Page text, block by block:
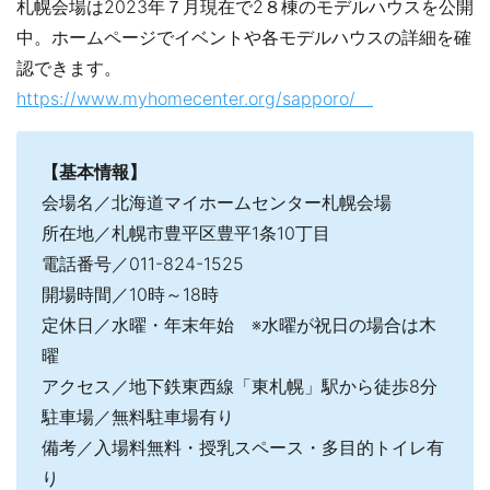
札幌会場は2023年７月現在で2８棟のモデルハウスを公開
中。ホームページでイベントや各モデルハウスの詳細を確
認できます。
https://www.myhomecenter.org/sapporo/
【基本情報】
会場名／北海道マイホームセンター札幌会場
所在地／札幌市豊平区豊平1条10丁目
電話番号／011-824-1525
開場時間／10時～18時
定休日／水曜・年末年始 ※水曜が祝日の場合は木
曜
アクセス／地下鉄東西線「東札幌」駅から徒歩8分
駐車場／無料駐車場有り
備考／入場料無料・授乳スペース・多目的トイレ有
り